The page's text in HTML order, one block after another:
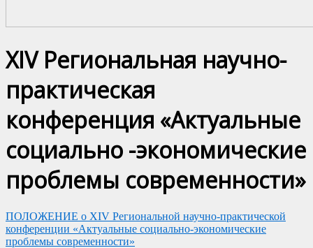
XIV Региональная научно-
практическая
конференция «Актуальные
социально -экономические
проблемы современности»
ПОЛОЖЕНИЕ о XIV Региональной научно-практической
конференции «Актуальные социально-экономические
проблемы современности»